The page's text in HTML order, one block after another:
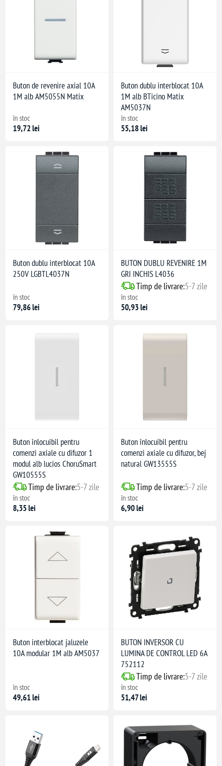
Buton de revenire axial 10A
1M alb AM5055N Matix
în stoc
19,72 lei
Buton dublu interblocat 10A
1M alb BTicino Matix
AM5037N
în stoc
55,18 lei
Buton dublu interblocat 10A
250V LGBTL4037N
în stoc
79,86 lei
BUTON DUBLU REVENIRE 1M
GRI INCHIS L4036
Timp de livrare:5-7 zile
în stoc
50,93 lei
Buton înlocuibil pentru
comenzi axiale cu difuzor 1
modul alb lucios ChoruSmart
GW10555S
Timp de livrare:5-7 zile
în stoc
8,35 lei
Buton înlocuibil pentru
comenzi axiale cu difuzor, bej
natural GW13555S
Timp de livrare:5-7 zile
în stoc
6,90 lei
Buton interblocat jaluzele
10A modular 1M alb AM5037
în stoc
49,61 lei
BUTON INVERSOR CU
LUMINA DE CONTROL LED 6A
752112
Timp de livrare:5-7 zile
în stoc
51,47 lei